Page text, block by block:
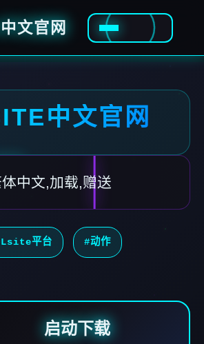
文官网
中文官网
中文,加载,赠送
平台 #动作
启动下载